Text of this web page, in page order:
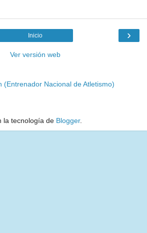
›
Inicio
Ver versión web
(Entrenador Nacional de Atletismo)
la tecnología de Blogger.